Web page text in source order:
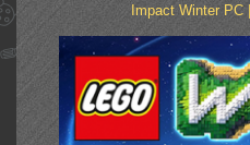
Impact Winter PC